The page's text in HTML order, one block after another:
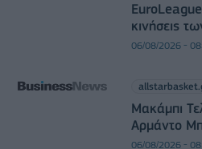
κινήσεις
06/08/2026 -
Μακάμπι
Αρμάντο
06/08/2026 -